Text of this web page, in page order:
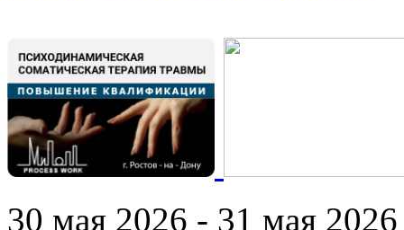
30 мая 2026 - 31 мая 2026